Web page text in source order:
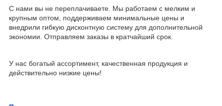
С нами вы не переплачиваете. Мы работаем с мелким и
крупным оптом, поддерживаем минимальные цены и
внедрили гибкую дисконтную систему для дополнительной
экономии. Отправляем заказы в кратчайший срок.
У нас богатый ассортимент, качественная продукция и
действительно низкие цены!